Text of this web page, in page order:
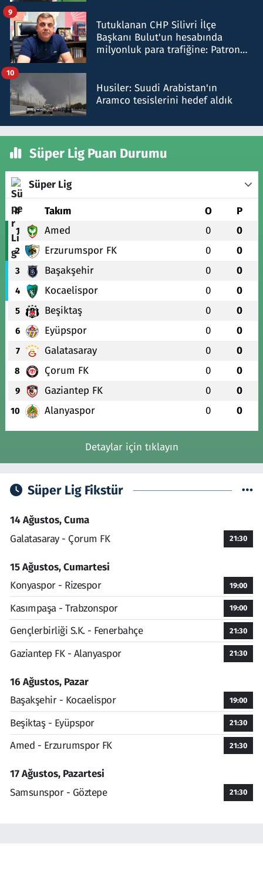
Tutuklanan CHP Silivri İlçe
Başkanı Bulut'un hesabında
milyonluk para trafiğine: Patron
9
Husiler: Suudi Arabistan'ın
Aramco tesislerini hedef aldık
10
Süper Lig Puan Durumu
Süper Lig
# Takım O P
1 Amed 0 0
2 Erzurumspor FK 0 0
3 Başakşehir 0 0
4 Kocaelispor 0 0
5 Beşiktaş 0 0
6 Eyüpspor 0 0
7 Galatasaray 0 0
8 Çorum FK 0 0
9 Gaziantep FK 0 0
10 Alanyaspor 0 0
Detaylar için tıklayın
Süper Lig Fikstür
14 Ağustos, Cuma
Galatasaray - Çorum FK
21:30
15 Ağustos, Cumartesi
Konyaspor - Rizespor
19:00
Kasımpaşa - Trabzonspor 19:00
Gençlerbirliği S.K. - Fenerbahçe 21:30
Gaziantep FK - Alanyaspor 21:30
16 Ağustos, Pazar
Başakşehir - Kocaelispor
19:00
Beşiktaş - Eyüpspor 21:30
Amed - Erzurumspor FK 21:30
17 Ağustos, Pazartesi
Samsunspor - Göztepe
21:30